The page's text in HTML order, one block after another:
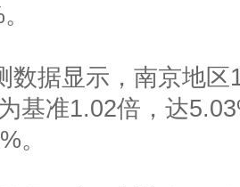
据显示，南京地区
基准1.02倍，达
。